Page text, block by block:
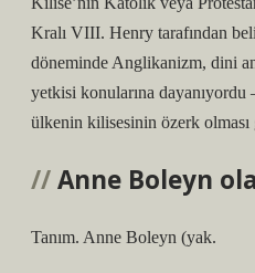
Kralı VIII. Henry tarafından
döneminde Anglikanizm, dini
yetkisi konularına dayanıyordu
ülkenin kilisesinin özerk
Anne Boleyn
Tanım. Anne Boleyn (yak.